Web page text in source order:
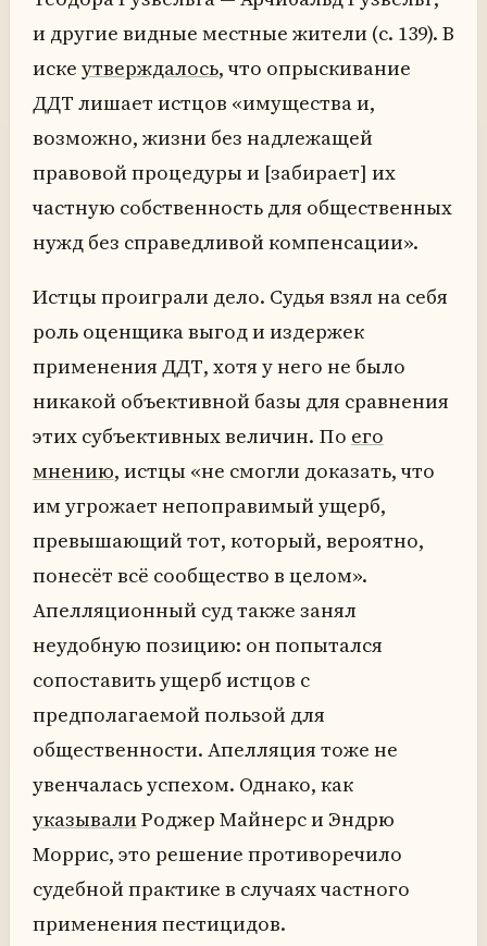
и другие видные местные жители (с. 139). В
иске утверждалось, что опрыскивание
ДДТ лишает истцов «имущества и,
возможно, жизни без надлежащей
правовой процедуры и [забирает] их
частную собственность для общественных
нужд без справедливой компенсации».
Истцы проиграли дело. Судья взял на себя
роль оценщика выгод и издержек
применения ДДТ, хотя у него не было
никакой объективной базы для сравнения
этих субъективных величин. По его
мнению, истцы «не смогли доказать, что
им угрожает непоправимый ущерб,
превышающий тот, который, вероятно,
понесёт всё сообщество в целом».
Апелляционный суд также занял
неудобную позицию: он попытался
сопоставить ущерб истцов с
предполагаемой пользой для
общественности. Апелляция тоже не
увенчалась успехом. Однако, как
указывали Роджер Майнерс и Эндрю
Моррис, это решение противоречило
судебной практике в случаях частного
применения пестицидов.